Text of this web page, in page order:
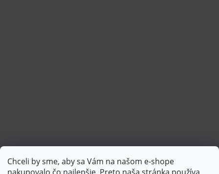
Chceli by sme, aby sa Vám na našom e-shope
Sledovať na Instagrame